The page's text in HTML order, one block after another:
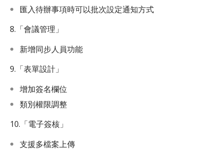
匯入待辦事項時可以批次設定通知方式
8.「會議管理」
新增同步人員功能
9.「表單設計」
增加簽名欄位
類別權限調整
10.「電子簽核」
支援多檔案上傳